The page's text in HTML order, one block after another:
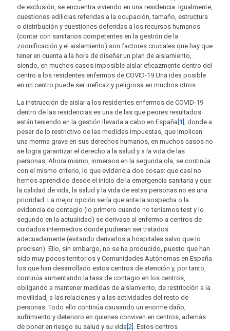
de exclusión, se encuentra viviendo en una residencia. Igualmente,
cuestiones edilicias referidas a la ocupación, tamaño, estructura
o distribución y cuestiones deferidas a los recursos humanos
(contar con sanitarios competentes en la gestión de la
zoonificación y el aislamiento) son factores cruciales que hay que
tener en cuenta a la hora de diseñar un plan de aislamiento,
siendo, en muchos casos imposible aislar eficazmente dentro del
centro a los residentes enfermos de COVID-19.Una idea posible
en un centro puede ser ineficaz y peligrosa en muchos otros.
La instrucción de aislar a los residentes enfermos de COVID-19
dentro de las residencias es una de las que peores resultados
están teniendo en la gestión llevada a cabo en España [1]
, donde a
pesar de lo restrictivo de las medidas impuestas, que implican
una merma grave en sus derechos humanos, en muchos casos no
se logra garantizar el derecho a la salud y a la vida de las
personas. Ahora mismo, inmersos en la segunda ola, se continúa
con el mismo criterio, lo que evidencia dos cosas: que casi no
hemos aprendido desde el inicio de la emergencia sanitaria y que
la calidad de vida, la salud y la vida de estas personas no es una
prioridad. La mejor opción sería que ante la sospecha o la
evidencia de contagio (lo primero cuando no teníamos test y lo
segundo en la actualidad) se derivase al enfermo a centros de
cuidados intermedios donde pudieran ser tratados
adecuadamente (evitando derivarlos a hospitales salvo que lo
precisen). Ello, sin embargo, no se ha producido, puesto que han
sido muy pocos territorios y Comunidades Autónomas en España
los que han desarrollado estos centros de atención y, por tanto,
continúa aumentando la tasa de contagio en los centros,
obligando a mantener medidas de aislamiento, de restricción a la
movilidad, a las relaciones y a las actividades del resto de
personas. Todo ello continúa causando un enorme daño,
sufrimiento y deterioro en quienes conviven en centros, además
de poner en riesgo su salud y su vida [2]
. Estos centros